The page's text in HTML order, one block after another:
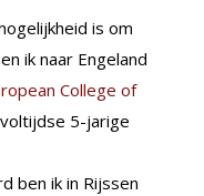
is om
ik naar Engeland
College of
5-jarige
ben ik in Rijssen